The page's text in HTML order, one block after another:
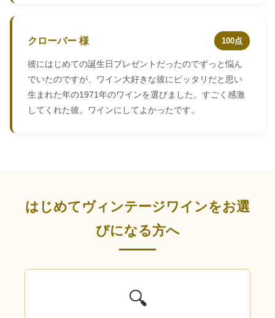
クローバー 様 100点
彼にはじめての誕生日プレゼントだったのでずっと悩ん
でいたのですが、ワイン大好きな彼にピッタリだと思い
生まれた年の1971年のワインを選びました。すごく感激
してくれた彼。ワインにしてよかったです。
はじめてヴィンテージワインをお選
びになる方へ
🔍